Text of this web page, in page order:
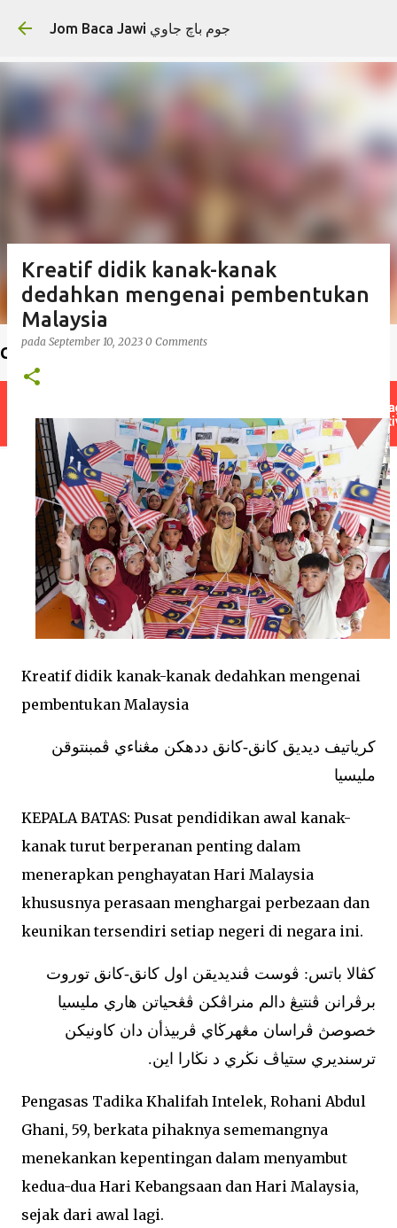
Langkau ke kandungan utama
Jom Baca Jawi جوم باچ جاوي
Cari cikgu
Kreatif didik kanak-kanak
dedahkan mengenai pembentukan
Malaysia
pada September 10, 2023 0 Comments
Kreatif didik kanak-kanak dedahkan mengenai
pembentukan Malaysia
كرياتيف ديديق كانق-كانق ددهكن مڠناءي ڤمبنتوقن
مليسيا
KEPALA BATAS: Pusat pendidikan awal kanak-
kanak turut berperanan penting dalam
menerapkan penghayatan Hari Malaysia
khususnya perasaan menghargai perbezaan dan
keunikan tersendiri setiap negeri di negara ini.
كڤالا باتس: ڤوست ڤنديديقن اول كانق-كانق توروت
برڤرانن ڤنتيڠ دالم منراڤكن ڤڠحياتن هاري مليسيا
خصوصڽ ڤراسان مڠهرڬاي ڤربيذأن دان كاونيكن
ترسنديري ستياڤ نڬري د نڬارا اين.
Pengasas Tadika Khalifah Intelek, Rohani Abdul
Ghani, 59, berkata pihaknya sememangnya
menekankan kepentingan dalam menyambut
kedua-dua Hari Kebangsaan dan Hari Malaysia,
sejak dari awal lagi.